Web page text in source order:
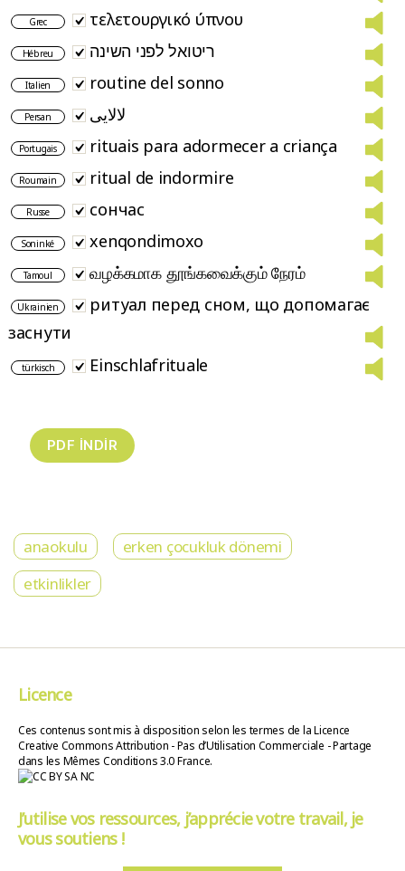
Grec τελετουργικό ύπνου
Hébreu ריטואל לפני השינה
Italien routine del sonno
Persan لالایی
Portugais rituais para adormecer a criança
Roumain ritual de indormire
Russe сончас
Soninké xenqondimoxo
Tamoul வழக்கமாக தூங்க​வைக்கும் நேரம்
Ukrainien
ритуал перед сном, що допомагає
заснути
türkisch Einschlafrituale
anaokulu
erken çocukluk dönemi
etkinlikler
Licence
Ces contenus sont mis à disposition selon les termes de la Licence
Creative Commons Attribution - Pas d’Utilisation Commerciale - Partage
dans les Mêmes Conditions 3.0 France.
J’utilise vos ressources, j’apprécie votre travail, je
vous soutiens !